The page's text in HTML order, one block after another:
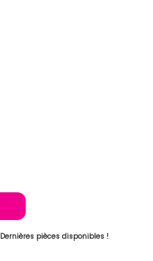
Dernières pièces disponibles !